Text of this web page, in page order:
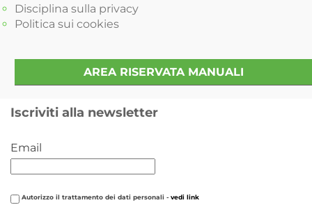
Disciplina sulla privacy
Politica sui cookies
AREA RISERVATA MANUALI
Iscriviti alla newsletter
Email
Autorizzo il trattamento dei dati personali - vedi link